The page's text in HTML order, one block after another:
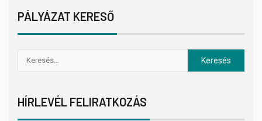
PÁLYÁZAT KERESŐ
HÍRLEVÉL FELIRATKOZÁS